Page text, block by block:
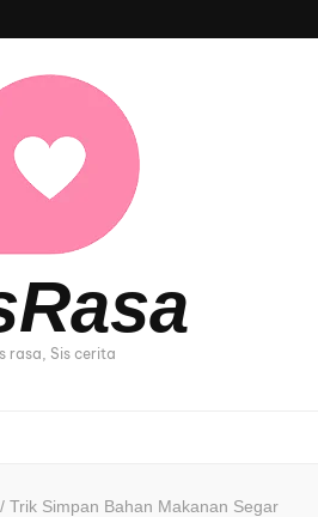
rasa, Sis cerita
/ Trik Simpan Bahan Makanan Segar